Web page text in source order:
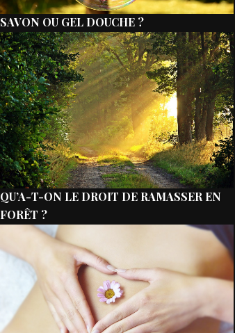
SAVON OU GEL DOUCHE ?
QU’A-T-ON LE DROIT DE RAMASSER EN
FORÊT ?